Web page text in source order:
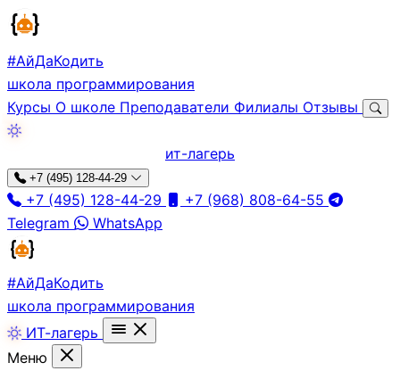
#АйДаКодить
школа программирования
Курсы О школе Преподаватели Филиалы Отзывы
ит-лагерь
+7 (495) 128-44-29
+7 (495) 128-44-29
+7 (968) 808-64-55
Telegram
WhatsApp
#АйДаКодить
школа программирования
ИТ-лагерь
Меню